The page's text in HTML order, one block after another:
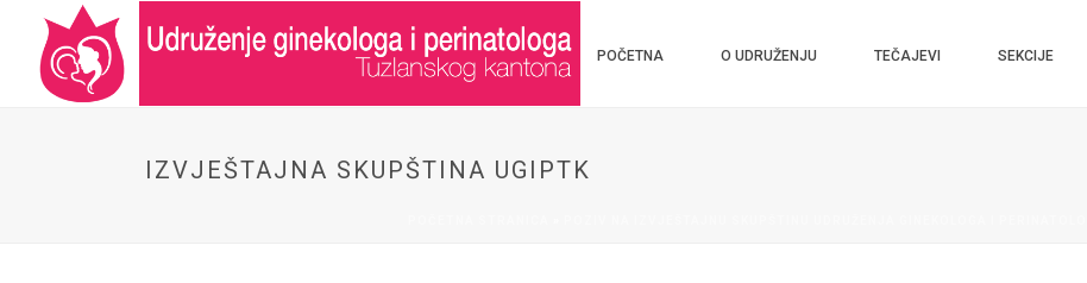
POČETNA O UDRUŽENJU TEČAJEVI SEKCIJE
IZVJEŠTAJNA SKUPŠTINA UGIPTK